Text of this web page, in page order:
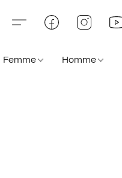
Femme Homme